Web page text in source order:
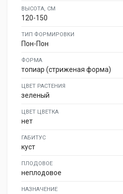
ВЫСОТА, СМ
120-150
ТИП ФОРМИРОВКИ
Пон-Пон
ФОРМА
топиар (стриженая форма)
ЦВЕТ РАСТЕНИЯ
зеленый
ЦВЕТ ЦВЕТКА
нет
ГАБИТУС
куст
ПЛОДОВОЕ
неплодовое
НАЗНАЧЕНИЕ